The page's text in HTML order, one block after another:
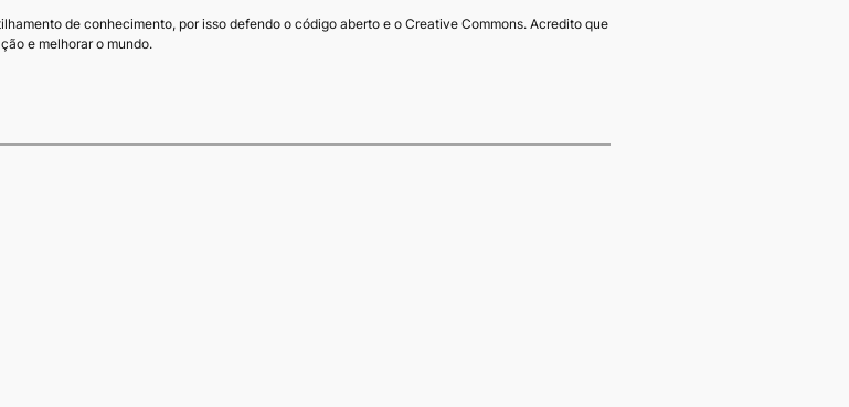
de conhecimento, por isso defendo o código aberto e o Creative Commons. Acredito que
e melhorar o mundo.